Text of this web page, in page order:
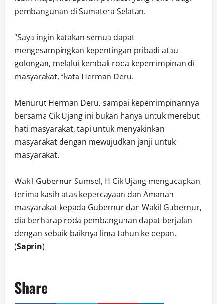
pembangunan di Sumatera Selatan.
“Saya ingin katakan semua dapat
mengesampingkan kepentingan pribadi atau
golongan, melalui kembali roda kepemimpinan di
masyarakat, “kata Herman Deru.
Menurut Herman Deru, sampai kepemimpinannya
bersama Cik Ujang ini bukan hanya untuk merebut
hati masyarakat, tapi untuk menyakinkan
masyarakat dengan mewujudkan janji untuk
masyarakat.
Wakil Gubernur Sumsel, H Cik Ujang mengucapkan,
terima kasih atas kepercayaan dan Amanah
masyarakat kepada Gubernur dan Wakil Gubernur,
dia berharap roda pembangunan dapat berjalan
dengan sebaik-baiknya lima tahun ke depan.
(Saprin)
Share